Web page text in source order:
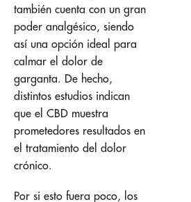
también cuenta con un gran
poder analgésico, siendo
así una opción ideal para
calmar el dolor de
garganta. De hecho,
distintos estudios indican
que el CBD muestra
prometedores resultados en
el tratamiento del dolor
crónico.
Por si esto fuera poco, los